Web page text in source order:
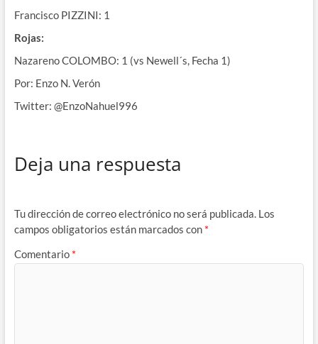
Francisco PIZZINI: 1
Rojas:
Nazareno COLOMBO: 1 (vs Newell´s, Fecha 1)
Por: Enzo N. Verón
Twitter: @EnzoNahuel996
Deja una respuesta
Tu dirección de correo electrónico no será publicada. Los
campos obligatorios están marcados con *
Comentario *